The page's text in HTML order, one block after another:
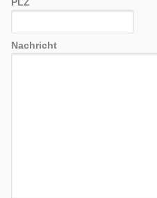
Nachricht